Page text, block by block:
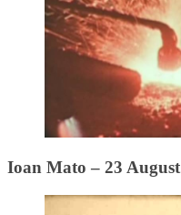
Ioan Mato – 23 August